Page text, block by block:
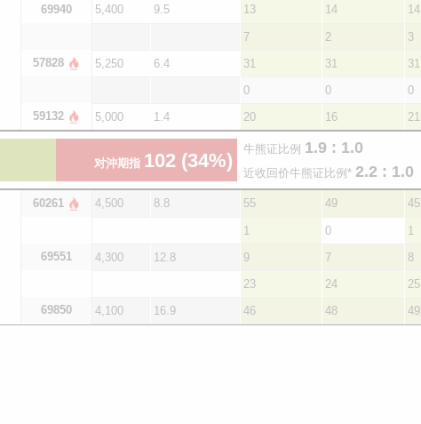
69940 5,400 9.5 13 14 14
7 2 3
57828 5,250 6.4 31 31 31
0 0 0
59132 5,000 1.4 20 16 21
对沖期指 102 (34%)
牛熊证比例 1.9 : 1.0
近收回价牛熊证比例* 2.2 : 1.0
60261 4,500 8.8 55 49 45
1 0 1
69551 4,300 12.8 9 7 8
23 24 25
69850 4,100 16.9 46 48 49